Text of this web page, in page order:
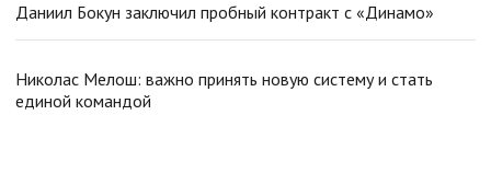
Даниил Бокун заключил пробный контракт с «Динамо»
Николас Мелош: важно принять новую систему и стать
единой командой